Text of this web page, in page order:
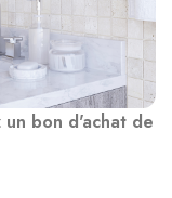
un bon d'achat de